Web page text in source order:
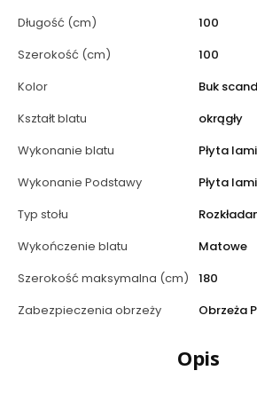
Długość (cm)
100
Szerokość (cm)
100
Kolor
Buk
Kształt blatu
okrągły
Wykonanie blatu
Płyta
Wykonanie Podstawy
Płyta
Typ stołu
Wykończenie blatu
Matowe
Szerokość maksymalna (cm)
180
Zabezpieczenia obrzeży
Obrzeża
Opis